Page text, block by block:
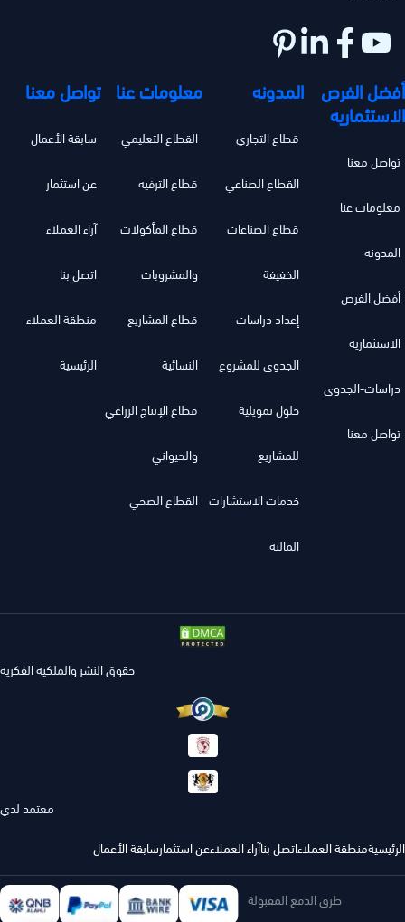
تواصل معنا
سابقة الأعمال
عن استثمار
آراء العملاء
اتصل بنا
منطقة العملاء
الرئيسية
معلومات عنا
القطاع التعليمي
قطاع الترفيه
قطاع المأكولات
والمشروبات
قطاع المشاريع
النسائية
قطاع الإنتاج الزراعي
والحيواني
القطاع الصحي
المدونه
قطاع التجاري
القطاع الصناعي
قطاع الصناعات
الخفيفة
إعداد دراسات
الجدوى للمشروع
حلول تمويلية
للمشاريع
خدمات الاستشارات
المالية
أفضل الفرص
الاستثماريه
تواصل معنا
معلومات عنا
المدونه
أفضل الفرص
الاستثماريه
دراسات-الجدوى
تواصل معنا
حقوق النشر والملكية الفكرية
معتمد لدي
سابقة الأعمالعن استثمارآراء العملاءاتصل بنامنطقة العملاءالرئيسية
طرق الدفع المقبولة